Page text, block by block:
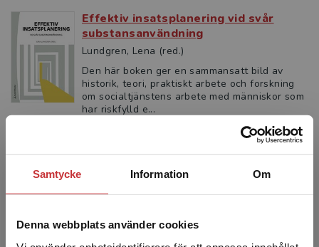
Samtycke Information Om
Denna webbplats använder cookies
Effektiv insatsplanering vid svår
substansanvändning
Lundgren, Lena (red.)
Den här boken ger en sammansatt bild av
historik, teori, praktiskt arbete och forskning
om socialtjänstens arbete med människor som
har riskfylld e...
Alborn, Sven-Eric m.fl.